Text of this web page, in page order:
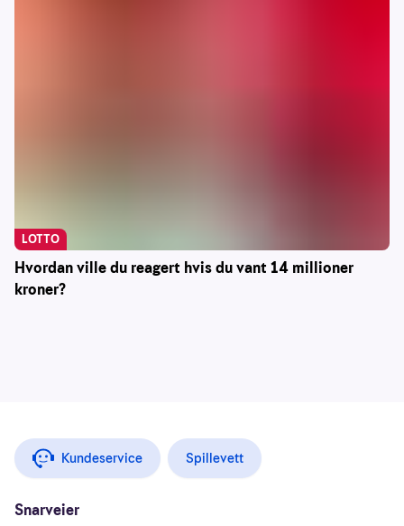
Hvordan ville du reagert hvis du vant 14 millioner
kroner?
LOTTO
Kundeservice Spillevett
Snarveier